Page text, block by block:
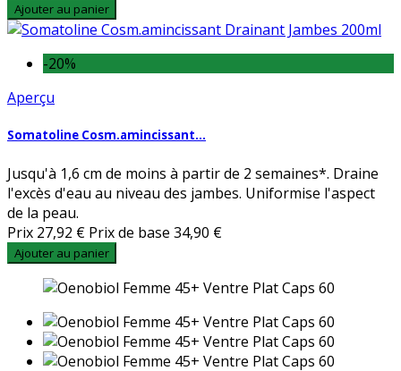
Ajouter au panier
-20%
Aperçu
Somatoline Cosm.amincissant...
Jusqu'à 1,6 cm de moins à partir de 2 semaines*. Draine
l'excès d'eau au niveau des jambes. Uniformise l'aspect
de la peau.
Prix 27,92 € Prix de base 34,90 €
Ajouter au panier